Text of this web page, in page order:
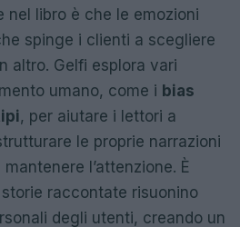
nel libro è che le emozioni
spinge i clienti a scegliere
altro. Gelfi esplora vari
umano, come i bias
, per aiutare i lettori a
le proprie narrazioni
l’attenzione. È
raccontate risuonino
degli utenti, creando un